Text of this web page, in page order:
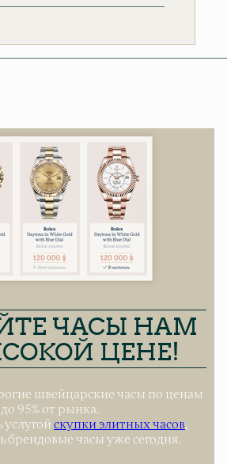
ЧАСЫ НАМ
ЦЕНЕ!
швейцарские часы по ценам
до 95% от рынка.
услугой скупки элитных часов,
брендовые часы уже сегодня.